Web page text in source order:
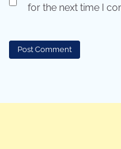
for the next time I